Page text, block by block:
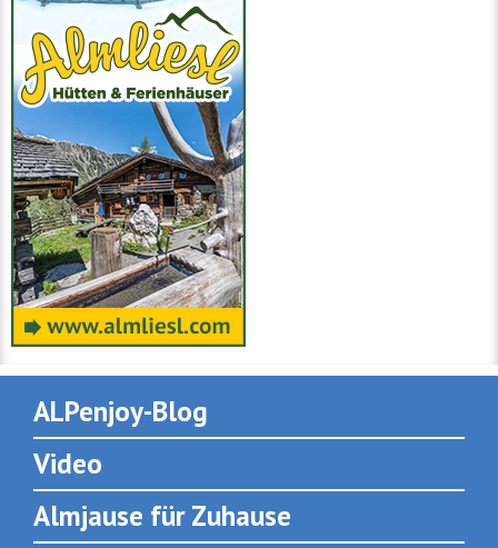
ALPenjoy-Blog
Video
Almjause für Zuhause